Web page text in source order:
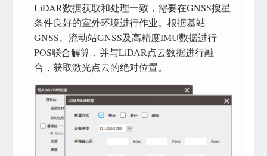
LiDAR数据获取和处理一致，需要在GNSS搜星
条件良好的室外环境进行作业。根据基站
GNSS、流动站GNSS及高精度IMU数据进行
POS联合解算，并与LiDAR点云数据进行融
合，获取激光点云的绝对位置。